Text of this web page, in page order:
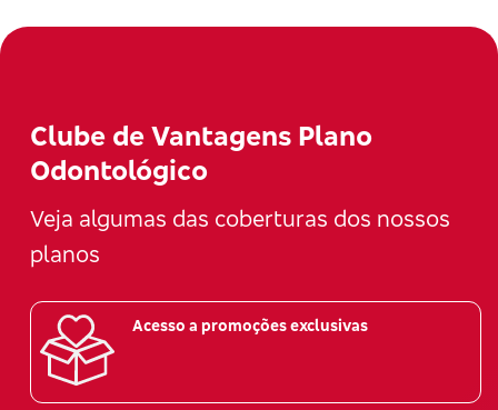
Clube de Vantagens Plano
Odontológico
Veja algumas das coberturas dos nossos
planos
Acesso a promoções exclusivas